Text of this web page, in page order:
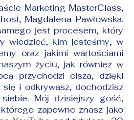
Marketing MasterClass,
Magdalena Pawłowska.
jest procesem, który
wiedzieć, kim jesteśmy, w
oraz jakimi wartościami
życiu, jak również w
przychodzi cisza, dzięki
się i odkrywasz, dochodzisz
Mój dzisiejszy gość,
zapewne znasz jako